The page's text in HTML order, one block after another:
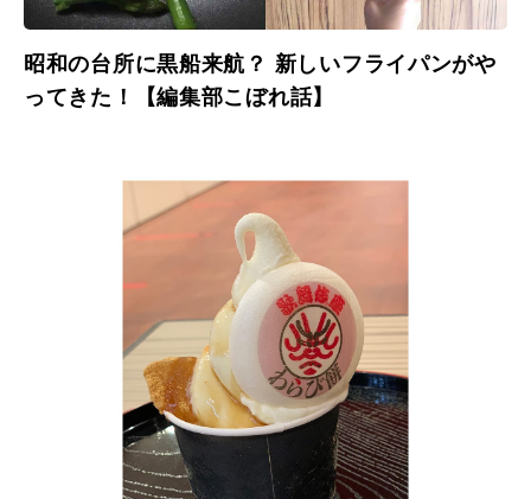
昭和の台所に黒船来航？ 新しいフライパンがや
ってきた！【編集部こぼれ話】